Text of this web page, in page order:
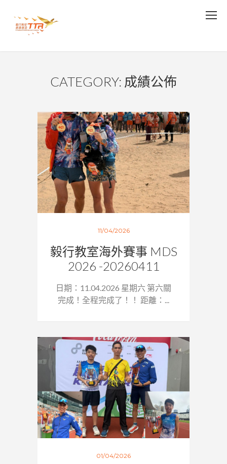
CATEGORY: 成績公佈
11/04/2026
毅行教室海外賽事 MDS
2026 -20260411
日期：11.04.2026 星期六 第六關
完成！全程完成了！！ 距離：...
01/04/2026